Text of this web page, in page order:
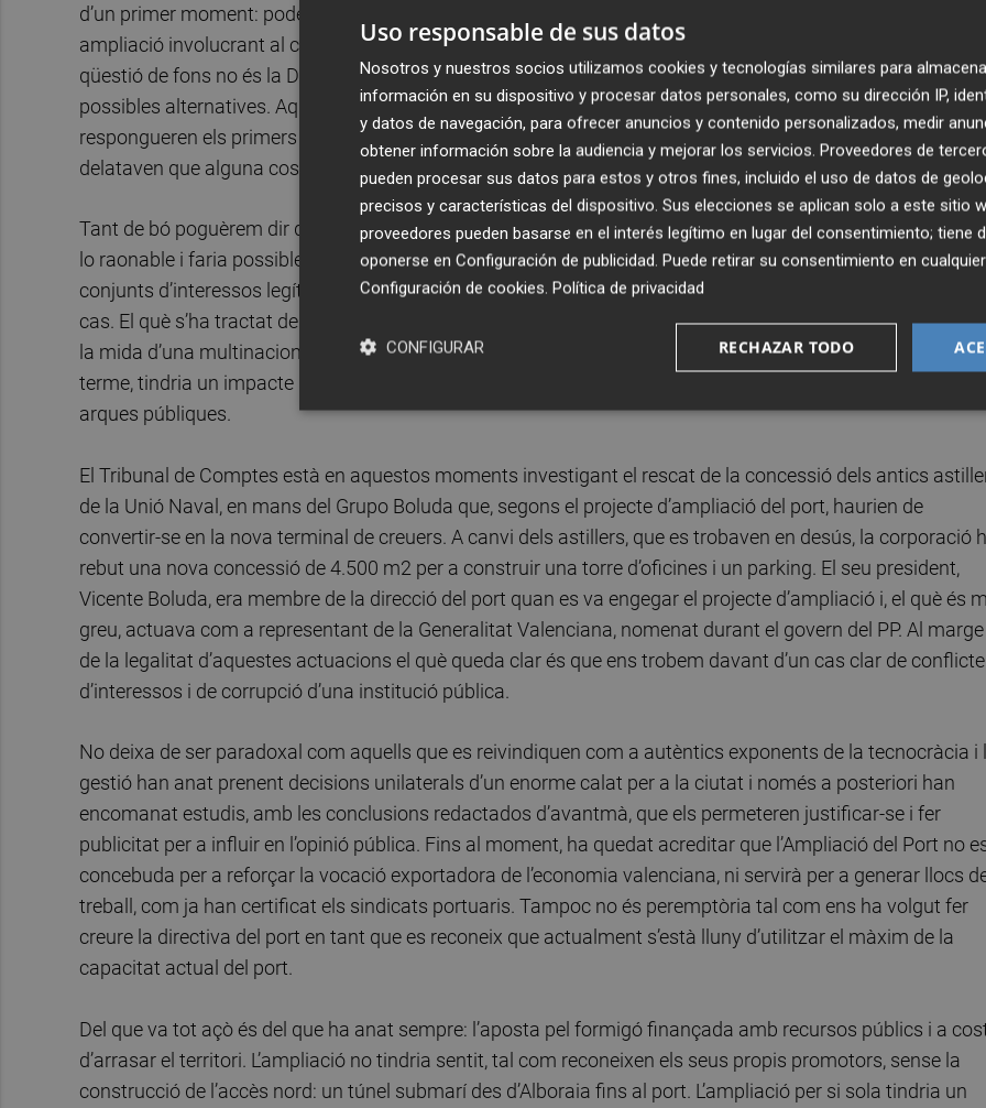
d’un primer moment: poder abordar un debat serè i en profunditat sobre la conveniència d’aquesta
ampliació involucrant al conjunt de la societat. És cert, com escrivia Joan Romero fa unes setmanes, que
qüestió de fons no és la DIA en si, sinó que cal situar-la en un debat de conjunt sobre la l’ampliació i les
possibles alternatives. Aquest és el debat que necessitem. El nerviosisme i l’agrietat amb que es
respongueren els primers interrogants plantejats pels moviments socials i les sol·licituds de
delataven que alguna cosa no anava gens bé.
Tant de bó poguèrem dir que se’ns està plantejant un dilema sobre el model de ciutat que volem. Això
lo raonable i faria possible abordar un debat entorn a dos grans propostes de futur que condensaren
conjunts d’interessos legítims que es pogueren contraposar valorant pros i contres. Però eixe no ha sigut
cas. El què s’ha tractat de fer amb l’ampliació del Port és colar per la porta de darrere un megaprojecte fet
la mida d’una multinacional, que beneficia a un grup molt concret de grans empresaris i que, de portar-se
terme, tindria un impacte mediambiental de greus conseqüències per a la ciutat i un cost enorme per a les
arques públiques.
El Tribunal de Comptes està en aquestos moments investigant el rescat de la concessió dels antics
de la Unió Naval, en mans del Grupo Boluda que, segons el projecte d’ampliació del port, haurien de
convertir-se en la nova terminal de creuers. A canvi dels astillers, que es trobaven en desús, la corporació
rebut una nova concessió de 4.500 m2 per a construir una torre d’oficines i un parking. El seu president,
Vicente Boluda, era membre de la direcció del port quan es va engegar el projecte d’ampliació i, el què és
greu, actuava com a representant de la Generalitat Valenciana, nomenat durant el govern del PP. Al marge
de la legalitat d’aquestes actuacions el què queda clar és que ens trobem davant d’un cas clar de conflicte
d’interessos i de corrupció d’una institució pública.
No deixa de ser paradoxal com aquells que es reivindiquen com a autèntics exponents de la tecnocràcia i
gestió han anat prenent decisions unilaterals d’un enorme calat per a la ciutat i només a posteriori han
encomanat estudis, amb les conclusions redactados d’avantmà, que els permeteren justificar-se i fer
publicitat per a influir en l’opinió pública. Fins al moment, ha quedat acreditar que l’Ampliació del Port no
concebuda per a reforçar la vocació exportadora de l’economia valenciana, ni servirà per a generar llocs
treball, com ja han certificat els sindicats portuaris. Tampoc no és peremptòria tal com ens ha volgut fer
creure la directiva del port en tant que es reconeix que actualment s’està lluny d’utilitzar el màxim de la
capacitat actual del port.
Del que va tot açò és del que ha anat sempre: l’aposta pel formigó finançada amb recursos públics i a
d’arrasar el territori. L’ampliació no tindria sentit, tal com reconeixen els seus propis promotors, sense la
construcció de l’accès nord: un túnel submarí des d’Alboraia fins al port. L’ampliació per si sola tindria un
Uso responsable de sus datos
Nosotros y nuestros socios utilizamos cookies y tecnologías similares para
información en su dispositivo y procesar datos personales, como su dirección IP,
y datos de navegación, para ofrecer anuncios y contenido personalizados, medir
obtener información sobre la audiencia y mejorar los servicios. Proveedores de
pueden procesar sus datos para estos y otros fines, incluido el uso de datos de
precisos y características del dispositivo. Sus elecciones se aplican solo a este sitio
proveedores pueden basarse en el interés legítimo en lugar del consentimiento; tiene
oponerse en Configuración de publicidad. Puede retirar su consentimiento en
Configuración de cookies. Política de privacidad
RECHAZAR TODO
CONFIGURAR